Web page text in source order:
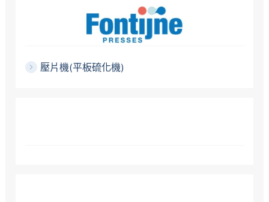
壓片機(平板硫化機)